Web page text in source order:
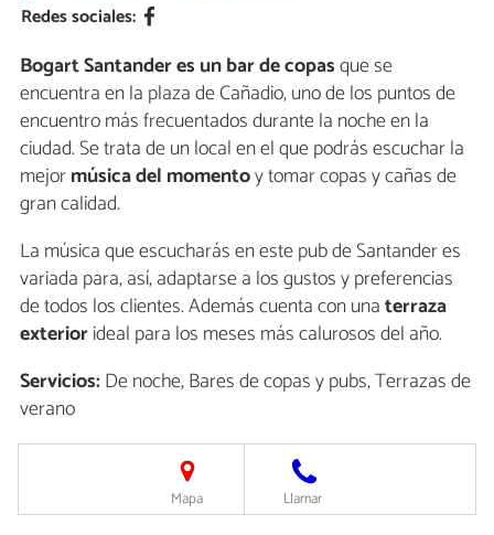
Redes sociales:
Bogart Santander es un bar de copasque se
encuentra en la plaza de Cañadio, uno de los puntos de
encuentro más frecuentados durante la noche en la
ciudad. Se trata de un local en el que podrás escuchar la
mejormúsica del momentoy tomar copas y cañas de
gran calidad.
La música que escucharás en este pub de Santander es
variada para, así, adaptarse a los gustos y preferencias
de todos los clientes. Además cuenta con unaterraza
exteriorideal para los meses más calurosos del año.
Servicios:De noche, Bares de copas y pubs, Terrazas de
verano
Mapa Llamar